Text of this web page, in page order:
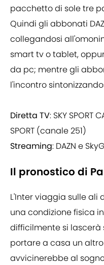
pacchetto di sole tre
Quindi gli abbonati
collegandosi
smart tv o tablet,
da pc; mentre gli
l'incontro
Diretta TV: SKY SPORT
SPORT (canale 251)
Streaming: DAZN e
Il pronostico di
L'Inter viaggia sulle ali
una condizione fisica
difficilmente si
portare a casa un
avvicinerebbe al